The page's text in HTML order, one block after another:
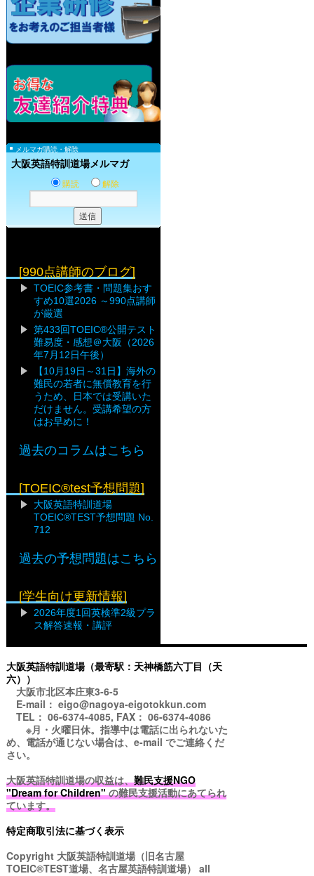
メルマガ購読・解除
大阪英語特訓道場メルマガ
購読 解除
[990点講師のブログ]
TOEIC参考書・問題集おす
すめ10選2026 ～990点講師
が厳選
第433回TOEIC®公開テスト
難易度・感想＠大阪（2026
年7月12日午後）
【10月19日～31日】海外の
難民の若者に無償教育を行
うため、日本では受講いた
だけません。受講希望の方
はお早めに！
過去のコラムはこちら
[TOEIC®test予想問題]
大阪英語特訓道場
TOEIC®TEST予想問題 No.
712
過去の予想問題はこちら
[学生向け更新情報]
2026年度1回英検準2級プラ
ス解答速報・講評
大阪英語特訓道場（最寄駅：天神橋筋六丁目（天
六））
大阪市北区本庄東3-6-5
E-mail： eigo@nagoya-eigotokkun.com
TEL： 06-6374-4085, FAX： 06-6374-4086
※月・火曜日休。指導中は電話に出られないた
め、電話が通じない場合は、e-mail でご連絡くだ
さい。
大阪英語特訓道場の収益は、難民支援NGO
"Dream for Children"の難民支援活動にあてられ
ています。
特定商取引法に基づく表示
Copyright 大阪英語特訓道場（旧名古屋
TOEIC®TEST道場、名古屋英語特訓道場） all